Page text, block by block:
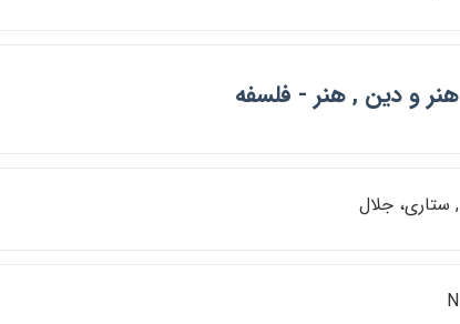
هنر و دين , هنر - فلسفه
, ستاري، جلال
N